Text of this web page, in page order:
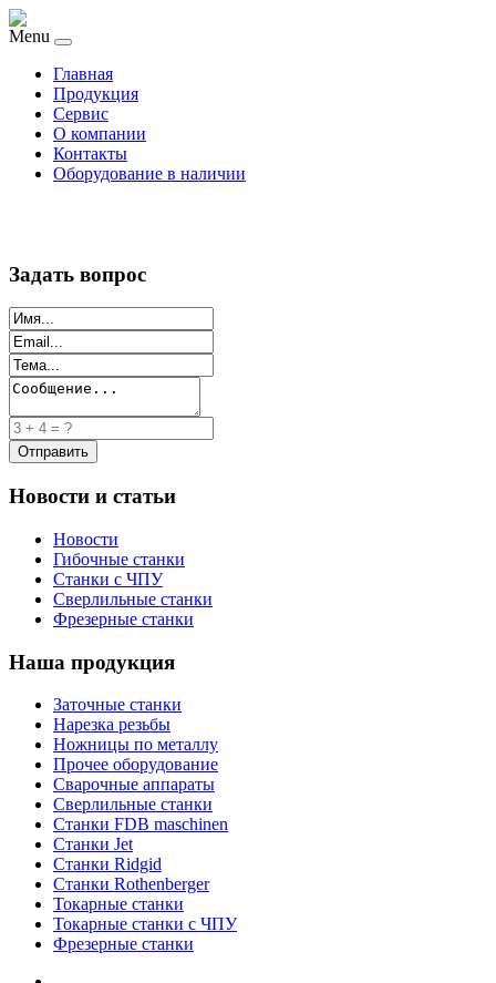
Menu
Главная
Продукция
Сервис
О компании
Контакты
Оборудование в наличии
Задать вопрос
Новости и статьи
Новости
Гибочные станки
Станки с ЧПУ
Сверлильные станки
Фрезерные станки
Наша продукция
Заточные станки
Нарезка резьбы
Ножницы по металлу
Прочее оборудование
Сварочные аппараты
Сверлильные станки
Станки FDB maschinen
Станки Jet
Станки Ridgid
Станки Rothenberger
Токарные станки
Токарные станки с ЧПУ
Фрезерные станки